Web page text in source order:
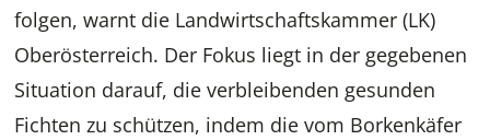
folgen, warnt die Landwirtschaftskammer (LK)
Oberösterreich. Der Fokus liegt in der gegebenen
Situation darauf, die verbleibenden gesunden
Fichten zu schützen, indem die vom Borkenkäfer